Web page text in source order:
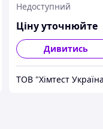
Aparatura KK 1450
TOP+INOX/G
Недоступний
Ціну уточнюйте
Дивитись
ТОВ "Хімтест